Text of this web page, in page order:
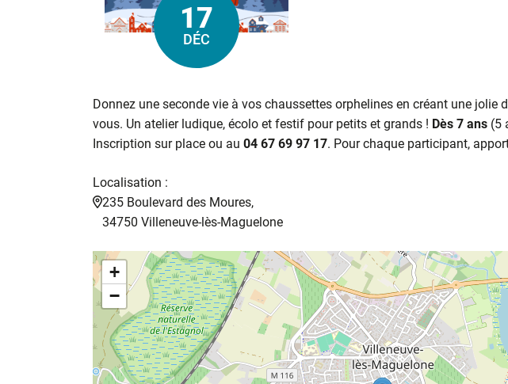
Le
17
DÉC
Donnez une seconde vie à vos chaussettes orphelines en créant une jolie
vous. Un atelier ludique, écolo et festif pour petits et grands ! Dès 7 ans (5
Inscription sur place ou au 04 67 69 97 17. Pour chaque participant,
Localisation :
235 Boulevard des Moures,
34750 Villeneuve-lès-Maguelone
+
−